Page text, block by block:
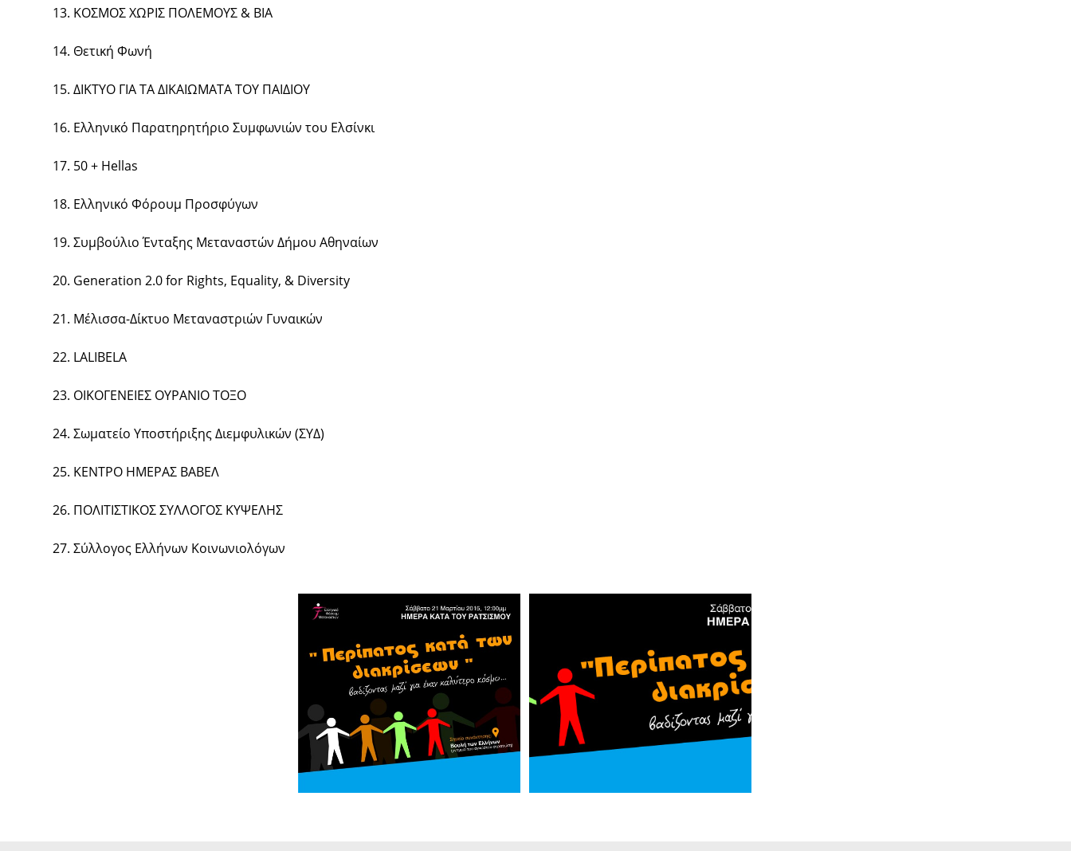
13. ΚΟΣΜΟΣ ΧΩΡΙΣ ΠΟΛΕΜΟΥΣ & ΒΙΑ
14. Θετική Φωνή
15. ΔΙΚΤΥΟ ΓΙΑ ΤΑ ΔΙΚΑΙΩΜΑΤΑ ΤΟΥ ΠΑΙΔΙΟΥ
16. Ελληνικό Παρατηρητήριο Συμφωνιών του Ελσίνκι
17. 50 + Hellas
18. Ελληνικό Φόρουμ Προσφύγων
19. Συμβούλιο Ένταξης Μεταναστών Δήμου Αθηναίων
20. Generation 2.0 for Rights, Equality, & Diversity
21. Μέλισσα-Δίκτυο Μεταναστριών Γυναικών
22. LALIBELA
23. ΟΙΚΟΓΕΝΕΙΕΣ ΟΥΡΑΝΙΟ ΤΟΞΟ
24. Σωματείο Υποστήριξης Διεμφυλικών (ΣΥΔ)
25. ΚΕΝΤΡΟ ΗΜΕΡΑΣ ΒΑΒΕΛ
26. ΠΟΛΙΤΙΣΤΙΚΟΣ ΣΥΛΛΟΓΟΣ ΚΥΨΕΛΗΣ
27. Σύλλογος Ελλήνων Κοινωνιολόγων